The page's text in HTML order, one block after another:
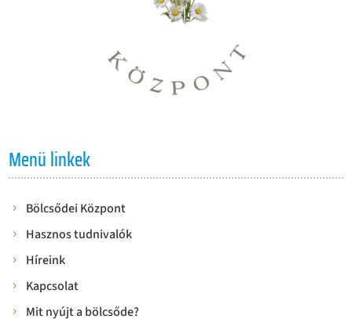
Menü linkek
Bölcsődei Központ
Hasznos tudnivalók
Híreink
Kapcsolat
Mit nyújt a bölcsőde?